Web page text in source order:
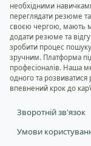
необхідними
переглядати резюме
своєю чергою, мають
додати резюме та
зробити процес
зручним. Платформа
професіоналів. Наша
одного та
впевнений крок до
Зворотній зв'язок
Умови